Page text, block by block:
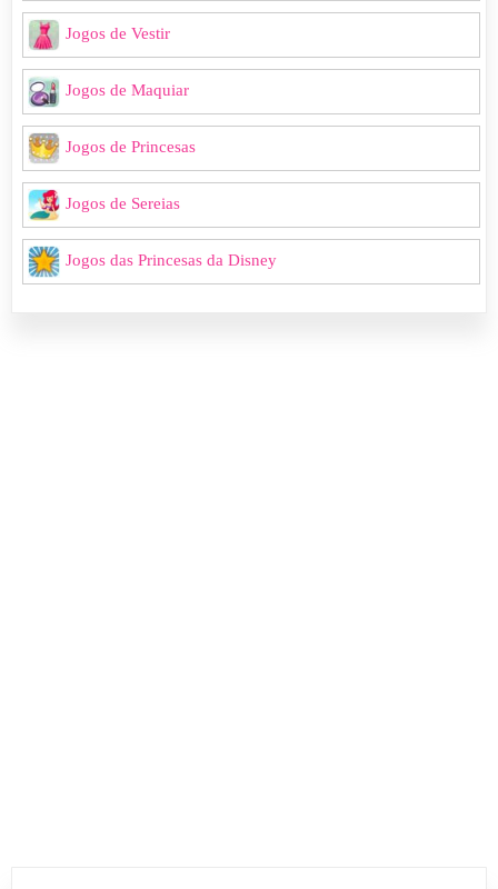
Jogos de Vestir
Jogos de Maquiar
Jogos de Princesas
Jogos de Sereias
Jogos das Princesas da Disney